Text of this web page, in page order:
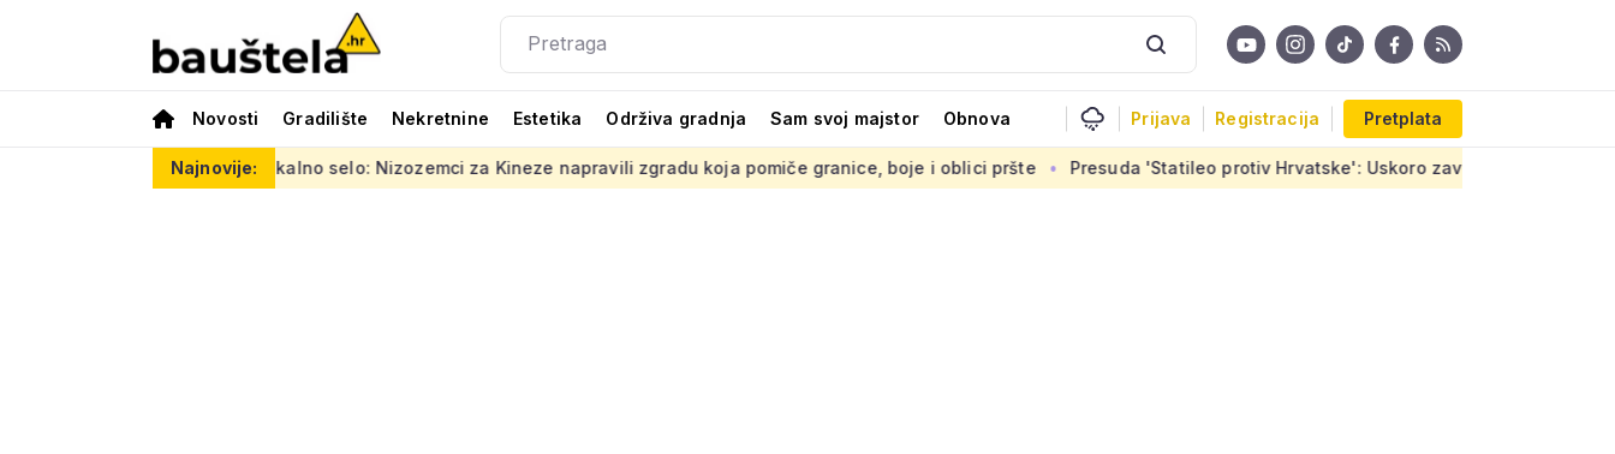
Novosti Gradilište Nekretnine Estetika Održiva gradnja Sam svoj majstor Obnova Prijava Registracija Pretplata
Najnovije:
Šareno vertikalno selo: Nizozemci za Kineze napravili zgradu koja pomiče granice, boje i oblici pršte Presuda 'Statileo protiv Hrvatske': Uskoro završetak stanova u Sirobujama,